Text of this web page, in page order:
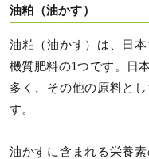
油粕（油かす）
油粕（油かす）は、日
機質肥料の1つです。日
多く、その他の原料と
す。
油かすに含まれる栄養